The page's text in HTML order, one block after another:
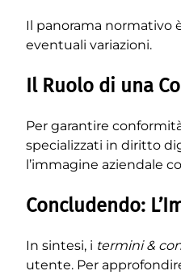
Il panorama normativo
eventuali variazioni.
Il Ruolo di una
Per garantire
specializzati in diritto
l’immagine aziendale
Concludendo:
In sintesi, i termini &
utente. Per